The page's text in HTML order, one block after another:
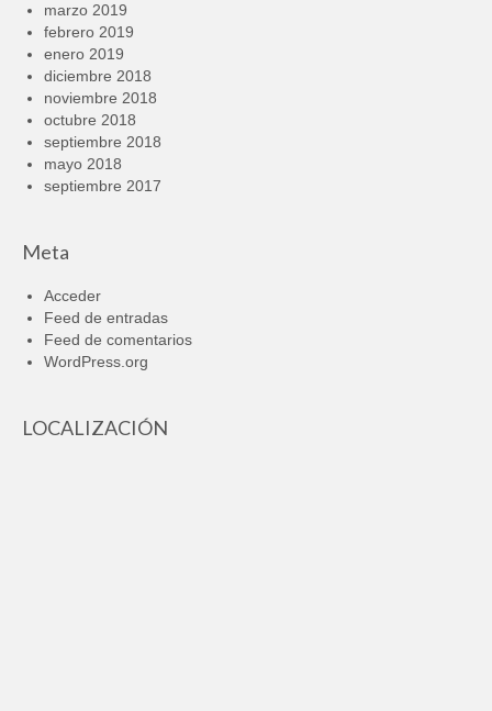
marzo 2019
febrero 2019
enero 2019
diciembre 2018
noviembre 2018
octubre 2018
septiembre 2018
mayo 2018
septiembre 2017
Meta
Acceder
Feed de entradas
Feed de comentarios
WordPress.org
LOCALIZACIÓN